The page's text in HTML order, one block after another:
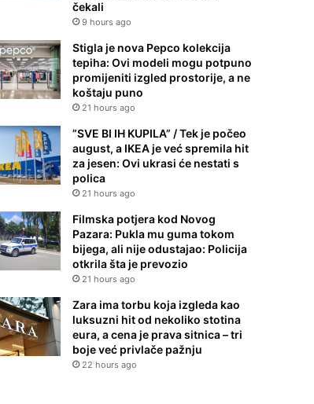
čekali
9 hours ago
Stigla je nova Pepco kolekcija
tepiha: Ovi modeli mogu potpuno
promijeniti izgled prostorije, a ne
koštaju puno
21 hours ago
”SVE BI IH KUPILA” / Tek je počeo
august, a IKEA je već spremila hit
za jesen: Ovi ukrasi će nestati s
polica
21 hours ago
Filmska potjera kod Novog
Pazara: Pukla mu guma tokom
bijega, ali nije odustajao: Policija
otkrila šta je prevozio
21 hours ago
Zara ima torbu koja izgleda kao
luksuzni hit od nekoliko stotina
eura, a cena je prava sitnica – tri
boje već privlače pažnju
22 hours ago